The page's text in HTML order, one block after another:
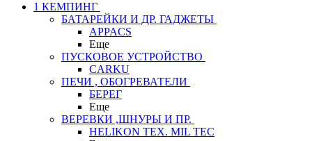
1 КЕМПИНГ
БАТАРЕЙКИ И ДР. ГАДЖЕТЫ
APPACS
Еще
ПУСКОВОЕ УСТРОЙСТВО
CARKU
ПЕЧИ , ОБОГРЕВАТЕЛИ
БЕРЕГ
Еще
ВЕРЕВКИ ,ШНУРЫ И ПР.
HELIKON TEX. MIL TEC